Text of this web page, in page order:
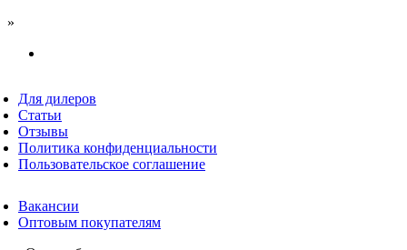
»
Для дилеров
Статьи
Отзывы
Политика конфиденциальности
Пользовательское соглашение
Вакансии
Оптовым покупателям